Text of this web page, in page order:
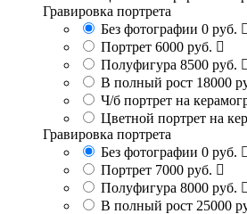
Гравировка портрета
Без фотографии 0 руб.
Портрет 6000 руб.
Полуфигура 8500 руб.
В полный рост 18000
Ч/б портрет на
Цветной портрет на
Гравировка портрета
Без фотографии 0 руб.
Портрет 7000 руб.
Полуфигура 8000 руб.
В полный рост 25000